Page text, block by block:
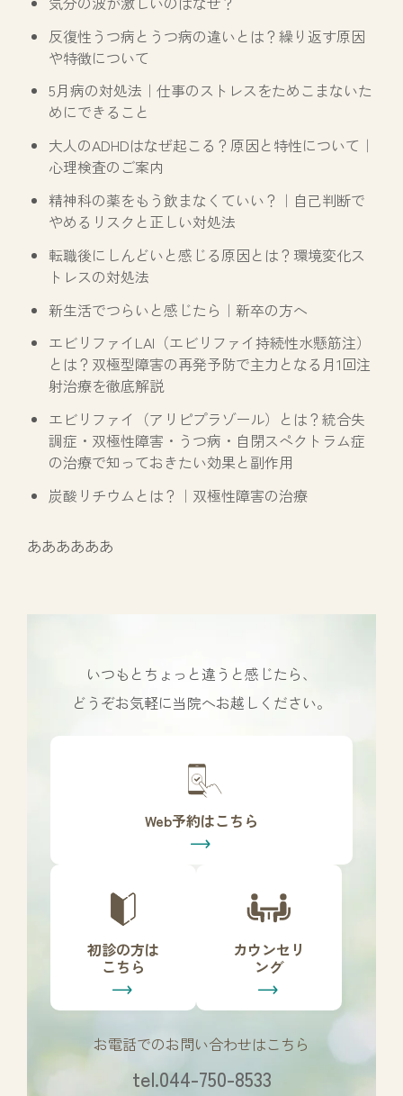
り 反復性うつ病とうつ病の違いとは？繰り返す原因
や特徴について
5月病の対処法｜仕事のストレスをためこまないた
めにできること
大人のADHDはなぜ起こる？原因と特性について｜
心理検査のご案内
精神科の薬をもう飲まなくていい？｜自己判断で
やめるリスクと正しい対処法
転職後にしんどいと感じる原因とは？環境変化ス
トレスの対処法
新生活でつらいと感じたら｜新卒の方へ
エビリファイLAI（エビリファイ持続性水懸筋注）
とは？双極型障害の再発予防で主力となる月1回注
射治療を徹底解説
エビリファイ（アリピプラゾール）とは？統合失
調症・双極性障害・うつ病・自閉スペクトラム症
の治療で知っておきたい効果と副作用
炭酸リチウムとは？｜双極性障害の治療
ああああああ
いつもとちょっと違うと感じたら、
どうぞお気軽に当院へお越しください。
Web予約はこちら
初診の方は
こちら
カ
カウンセリ
ング
お電話でのお問い合わせはこちら
tel.044-750-8533